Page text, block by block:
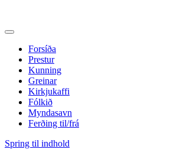
Forsíða
Prestur
Kunning
Greinar
Kirkjukaffi
Fólkið
Myndasavn
Ferðing til/frá
Spring til indhold